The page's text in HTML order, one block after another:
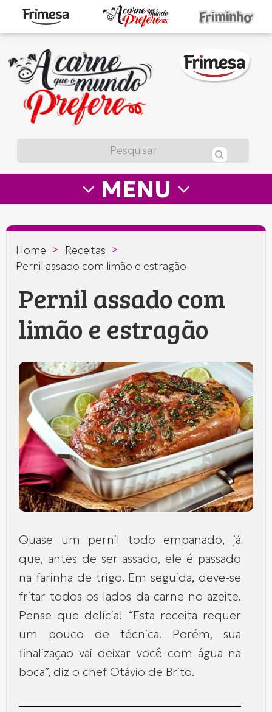
A
carne
que
prefere
—
Frimesa
MENU
Home > Receitas >
Pernil assado com limão e estragão
Pernil assado com
limão e estragão
Quase um pernil todo empanado, já
que, antes de ser assado, ele é passado
na farinha de trigo. Em seguida, deve-se
fritar todos os lados da carne no azeite.
Pense que delícia! “Esta receita requer
um pouco de técnica. Porém, sua
finalização vai deixar você com água na
boca”, diz o chef Otávio de Brito.